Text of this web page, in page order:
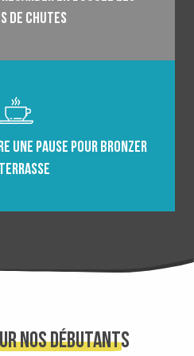
de chutes
une pause pour bronzer
nos débutants